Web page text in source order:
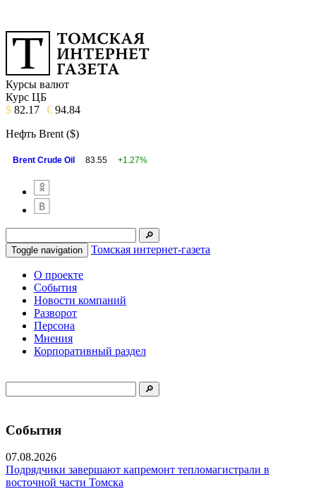
Курсы валют
Курс ЦБ
$ 82.17 € 94.84
Нефть Brent ($)
Brent Crude Oil 83.55 +1.27%
Toggle navigation Томская интернет-газета
О проекте
События
Новости компаний
Разворот
Персона
Мнения
Корпоративный раздел
События
07.08.2026
Подрядчики завершают капремонт тепломагистрали в
восточной части Томска